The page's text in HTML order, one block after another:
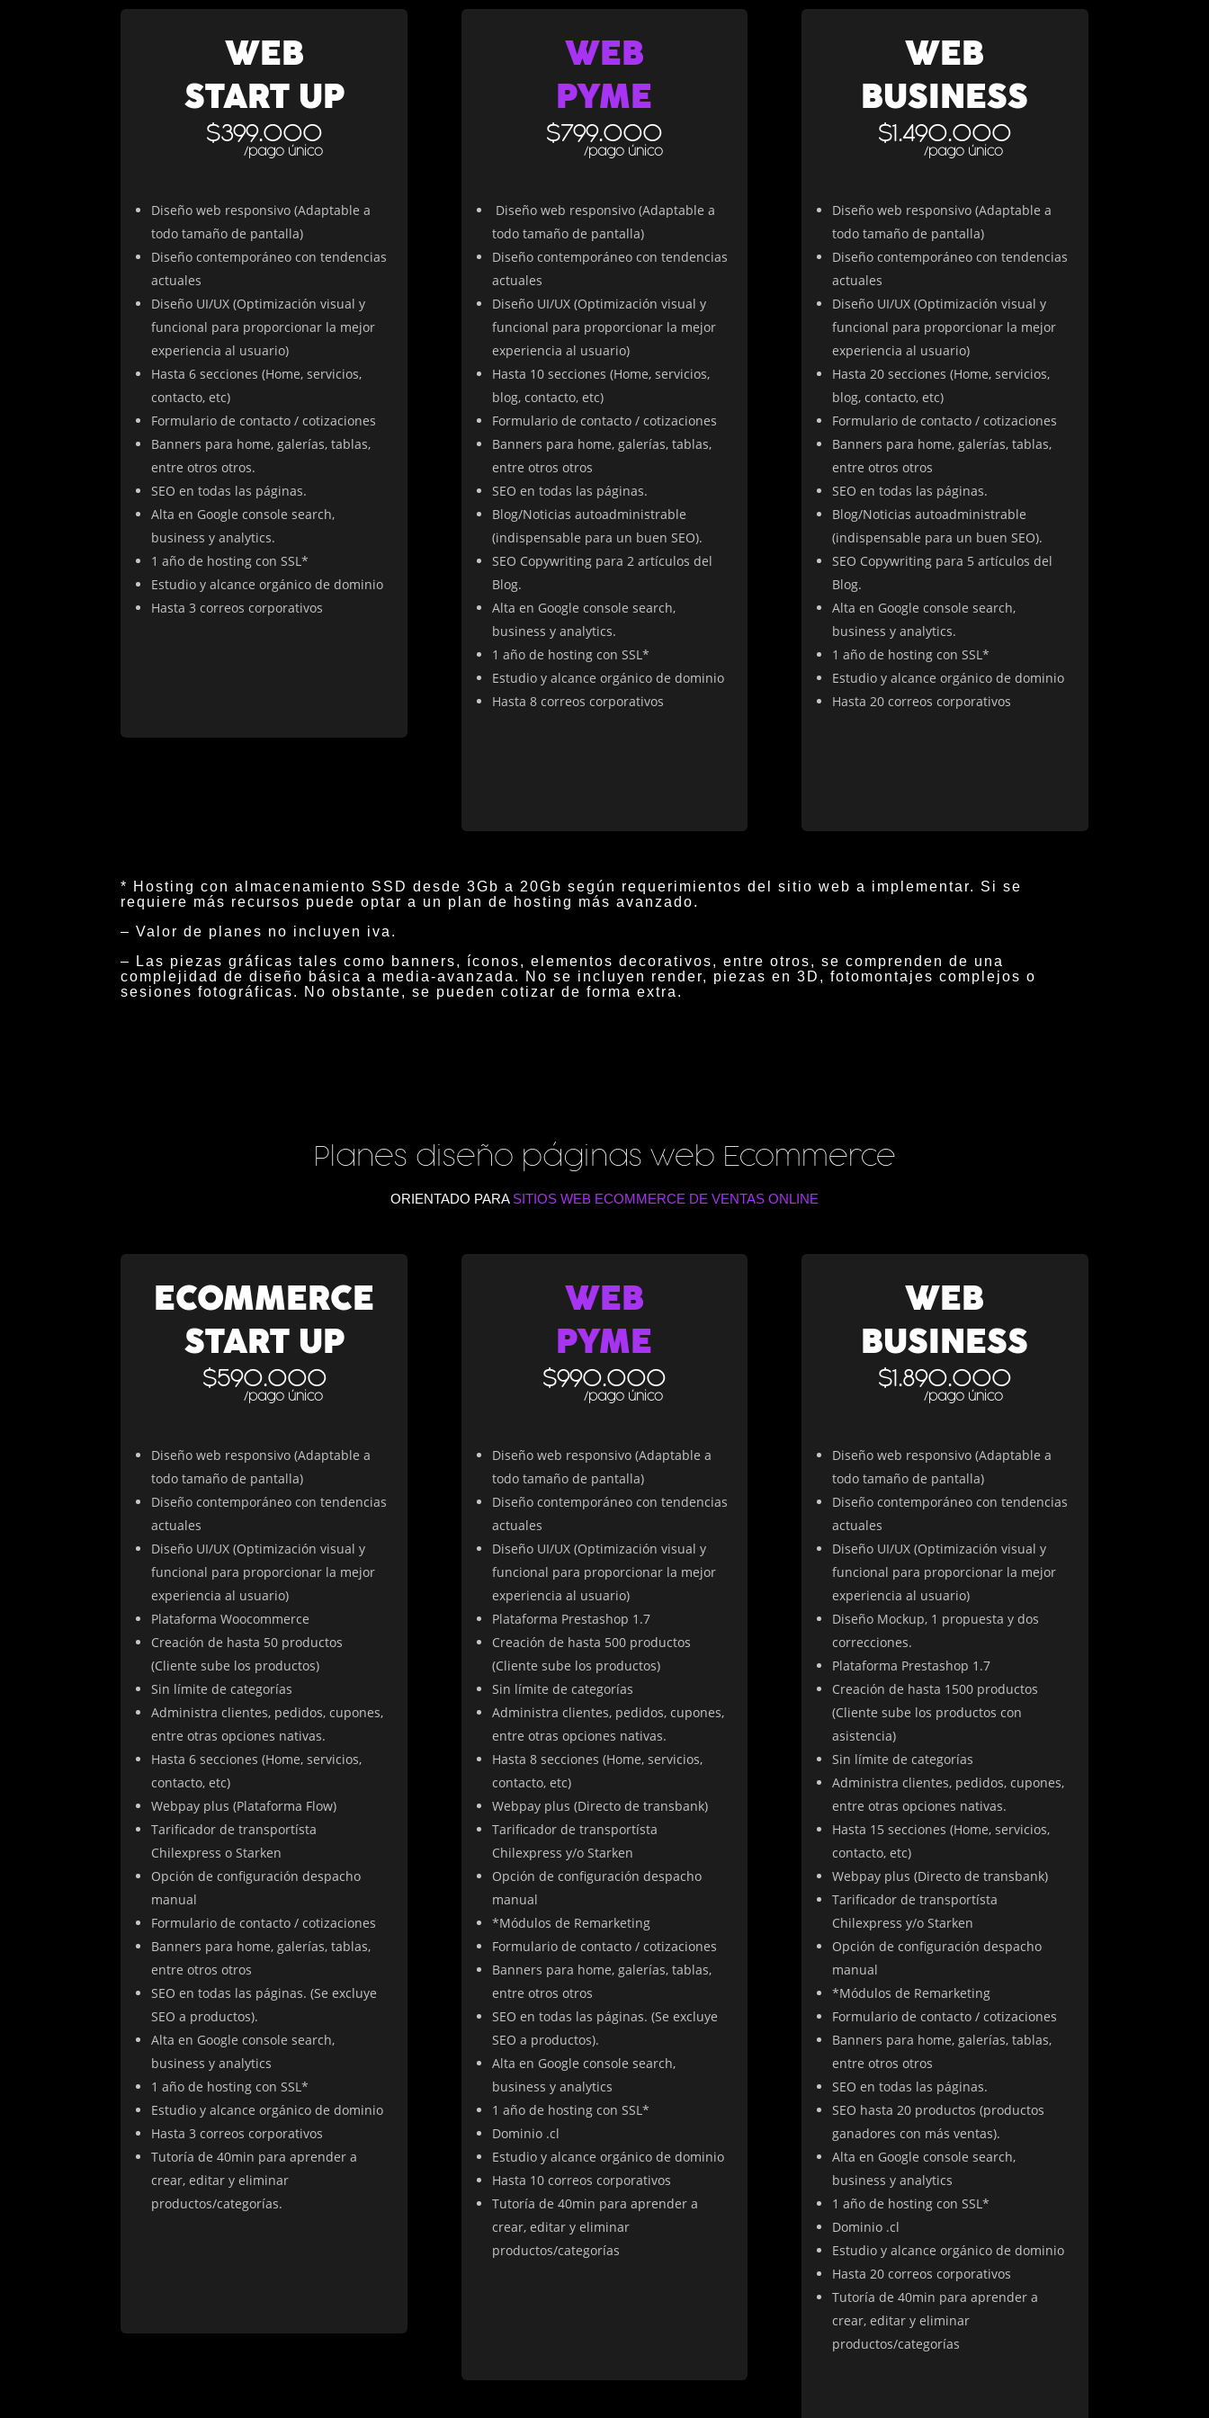
WEB
START UP
$399.000
/pago único
Diseño web responsivo (Adaptable a
todo tamaño de pantalla)
Diseño contemporáneo con tendencias
actuales
Diseño UI/UX (Optimización visual y
funcional para proporcionar la mejor
experiencia al usuario)
Hasta 6 secciones (Home, servicios,
contacto, etc)
Formulario de contacto / cotizaciones
Banners para home, galerías, tablas,
entre otros otros.
SEO en todas las páginas.
Alta en Google console search,
business y analytics.
1 año de hosting con SSL*
Estudio y alcance orgánico de dominio
Hasta 3 correos corporativos
WEB
PYME
$799.000
/pago único
Diseño web responsivo (Adaptable a
todo tamaño de pantalla)
Diseño contemporáneo con tendencias
actuales
Diseño UI/UX (Optimización visual y
funcional para proporcionar la mejor
experiencia al usuario)
Hasta 10 secciones (Home, servicios,
blog, contacto, etc)
Formulario de contacto / cotizaciones
Banners para home, galerías, tablas,
entre otros otros
SEO en todas las páginas.
Blog/Noticias autoadministrable
(indispensable para un buen SEO).
SEO Copywriting para 2 artículos del
Blog.
Alta en Google console search,
business y analytics.
1 año de hosting con SSL*
Estudio y alcance orgánico de dominio
Hasta 8 correos corporativos
WEB
BUSINESS
$1.490.000
/pago único
Diseño web responsivo (Adaptable a
todo tamaño de pantalla)
Diseño contemporáneo con tendencias
actuales
Diseño UI/UX (Optimización visual y
funcional para proporcionar la mejor
experiencia al usuario)
Hasta 20 secciones (Home, servicios,
blog, contacto, etc)
Formulario de contacto / cotizaciones
Banners para home, galerías, tablas,
entre otros otros
SEO en todas las páginas.
Blog/Noticias autoadministrable
(indispensable para un buen SEO).
SEO Copywriting para 5 artículos del
Blog.
Alta en Google console search,
business y analytics.
1 año de hosting con SSL*
Estudio y alcance orgánico de dominio
Hasta 20 correos corporativos
* Hosting con almacenamiento SSD desde 3Gb a 20Gb según requerimientos del sitio web a implementar. Si se
requiere más recursos puede optar a un plan de hosting más avanzado.
– Valor de planes no incluyen iva.
– Las piezas gráficas tales como banners, íconos, elementos decorativos, entre otros, se comprenden de una
complejidad de diseño básica a media-avanzada. No se incluyen render, piezas en 3D, fotomontajes complejos o
sesiones fotográficas. No obstante, se pueden cotizar de forma extra.
Planes diseño páginas web Ecommerce
ORIENTADO PARA SITIOS WEB ECOMMERCE DE VENTAS ONLINE
ECOMMERCE
START UP
$590.000
/pago único
Diseño web responsivo (Adaptable a
todo tamaño de pantalla)
Diseño contemporáneo con tendencias
actuales
Diseño UI/UX (Optimización visual y
funcional para proporcionar la mejor
experiencia al usuario)
Plataforma Woocommerce
Creación de hasta 50 productos
(Cliente sube los productos)
Sin límite de categorías
Administra clientes, pedidos, cupones,
entre otras opciones nativas.
Hasta 6 secciones (Home, servicios,
contacto, etc)
Webpay plus (Plataforma Flow)
Tarificador de transportísta
Chilexpress o Starken
Opción de configuración despacho
manual
Formulario de contacto / cotizaciones
Banners para home, galerías, tablas,
entre otros otros
SEO en todas las páginas. (Se excluye
SEO a productos).
Alta en Google console search,
business y analytics
1 año de hosting con SSL*
Estudio y alcance orgánico de dominio
Hasta 3 correos corporativos
Tutoría de 40min para aprender a
crear, editar y eliminar
productos/categorías.
WEB
PYME
$990.000
/pago único
Diseño web responsivo (Adaptable a
todo tamaño de pantalla)
Diseño contemporáneo con tendencias
actuales
Diseño UI/UX (Optimización visual y
funcional para proporcionar la mejor
experiencia al usuario)
Plataforma Prestashop 1.7
Creación de hasta 500 productos
(Cliente sube los productos)
Sin límite de categorías
Administra clientes, pedidos, cupones,
entre otras opciones nativas.
Hasta 8 secciones (Home, servicios,
contacto, etc)
Webpay plus (Directo de transbank)
Tarificador de transportísta
Chilexpress y/o Starken
Opción de configuración despacho
manual
*Módulos de Remarketing
Formulario de contacto / cotizaciones
Banners para home, galerías, tablas,
entre otros otros
SEO en todas las páginas. (Se excluye
SEO a productos).
Alta en Google console search,
business y analytics
1 año de hosting con SSL*
Dominio .cl
Estudio y alcance orgánico de dominio
Hasta 10 correos corporativos
Tutoría de 40min para aprender a
crear, editar y eliminar
productos/categorías
WEB
BUSINESS
$1.890.000
/pago único
Diseño web responsivo (Adaptable a
todo tamaño de pantalla)
Diseño contemporáneo con tendencias
actuales
Diseño UI/UX (Optimización visual y
funcional para proporcionar la mejor
experiencia al usuario)
Diseño Mockup, 1 propuesta y dos
correcciones.
Plataforma Prestashop 1.7
Creación de hasta 1500 productos
(Cliente sube los productos con
asistencia)
Sin límite de categorías
Administra clientes, pedidos, cupones,
entre otras opciones nativas.
Hasta 15 secciones (Home, servicios,
contacto, etc)
Webpay plus (Directo de transbank)
Tarificador de transportísta
Chilexpress y/o Starken
Opción de configuración despacho
manual
*Módulos de Remarketing
Formulario de contacto / cotizaciones
Banners para home, galerías, tablas,
entre otros otros
SEO en todas las páginas.
SEO hasta 20 productos (productos
ganadores con más ventas).
Alta en Google console search,
business y analytics
1 año de hosting con SSL*
Dominio .cl
Estudio y alcance orgánico de dominio
Hasta 20 correos corporativos
Tutoría de 40min para aprender a
crear, editar y eliminar
productos/categorías